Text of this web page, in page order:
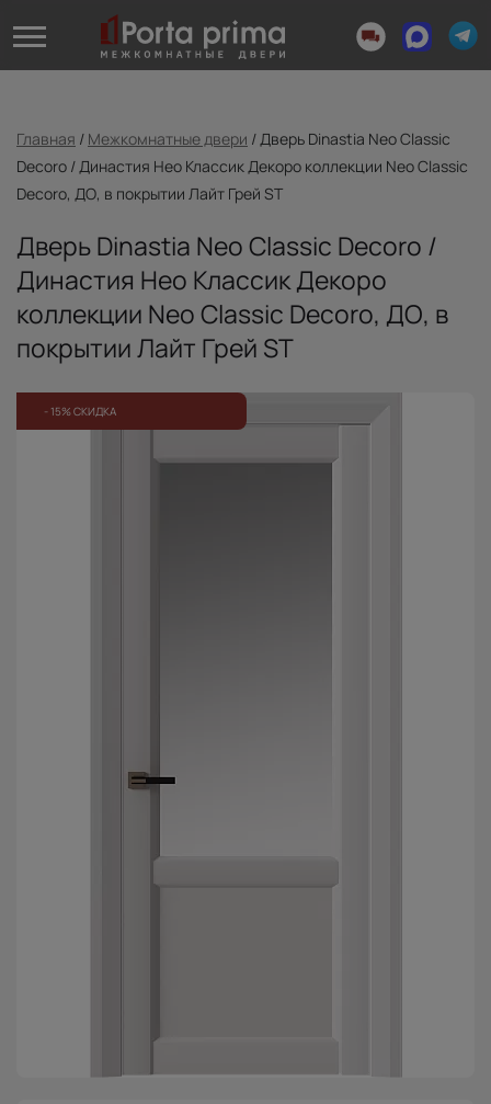
Главная / Межкомнатные двери /Дверь Dinastia Neo Classic
Decoro / Династия Нео Классик Декоро коллекции Neo Classic
Decoro, ДО, в покрытии Лайт Грей ST
Дверь Dinastia Neo Classic Decoro /
Династия Нео Классик Декоро
коллекции Neo Classic Decoro, ДО, в
покрытии Лайт Грей ST
- 15% СКИДКА